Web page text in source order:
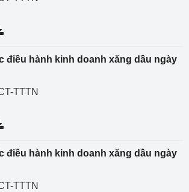
điều hành kinh doanh xăng dầu ngày
TTTN
điều hành kinh doanh xăng dầu ngày
TTTN